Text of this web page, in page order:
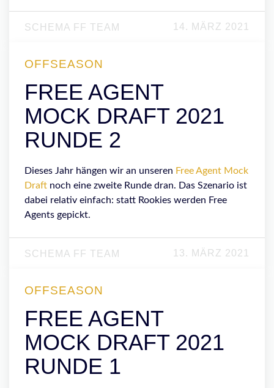
SCHEMA FF TEAM 14. MÄRZ 2021
OFFSEASON
FREE AGENT
MOCK DRAFT 2021
RUNDE 2
Dieses Jahr hängen wir an unseren Free Agent Mock
Draft noch eine zweite Runde dran. Das Szenario ist
dabei relativ einfach: statt Rookies werden Free
Agents gepickt.
SCHEMA FF TEAM 13. MÄRZ 2021
OFFSEASON
FREE AGENT
MOCK DRAFT 2021
RUNDE 1